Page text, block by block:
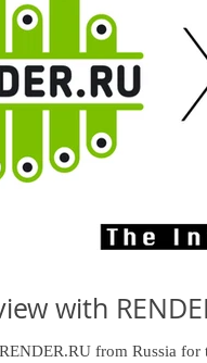
with
from Russia for